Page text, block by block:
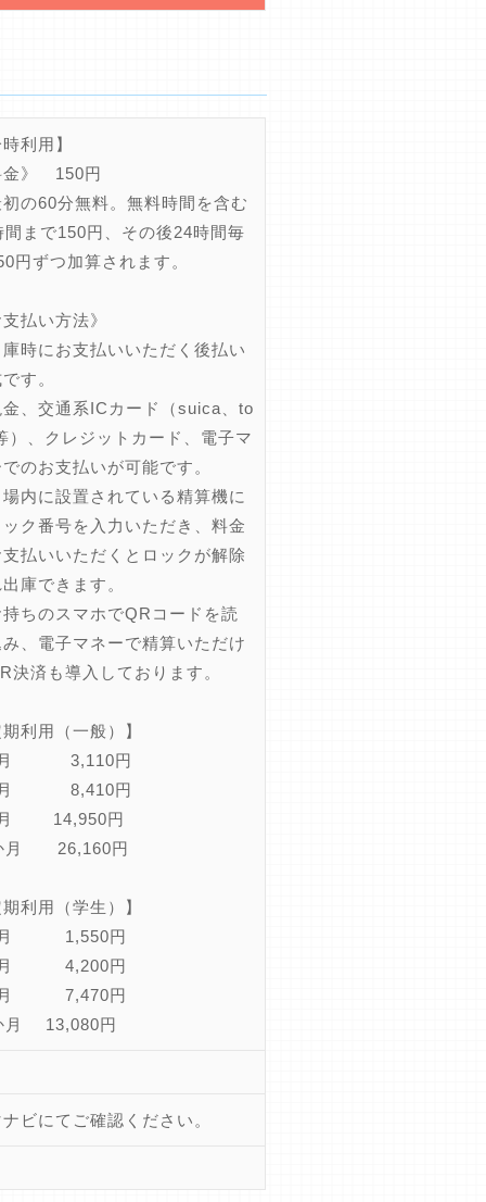
利用】
金》 150円
の60分無料。無料時間を含む
間まで150円、その後24時間毎
円ずつ加算されます。
払い方法》
時にお支払いいただく後払い
す。
、交通系ICカード（suica、to
）、クレジットカード、電子マ
のお支払いが可能です。
に設置されている精算機に
ク番号を入力いただき、料金
払いいただくとロックが解除
庫できます。
ちのスマホでQRコードを読
、電子マネーで精算いただけ
決済も導入しております。
利用（一般）】
月 3,110円
月 8,410円
14,950円
月 26,160円
利用（学生）】
月 1,550円
月 4,200円
月 7,470円
月 13,080円
ビにてご確認ください。